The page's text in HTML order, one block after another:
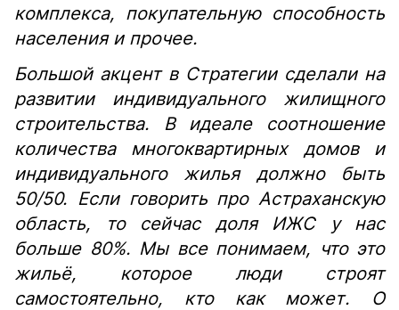
комплекса, покупательную способность
населения и прочее.
Большой акцент в Стратегии сделали на
развитии индивидуального жилищного
строительства. В идеале соотношение
количества многоквартирных домов и
индивидуального жилья должно быть
50/50. Если говорить про Астраханскую
область, то сейчас доля ИЖС у нас
больше 80%. Мы все понимаем, что это
жильё, которое люди строят
самостоятельно, кто как может. О